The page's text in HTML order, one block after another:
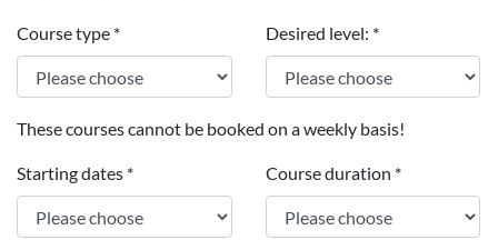
Course type * Desired level: *
These courses cannot be booked on a weekly basis!
Starting dates * Course duration *